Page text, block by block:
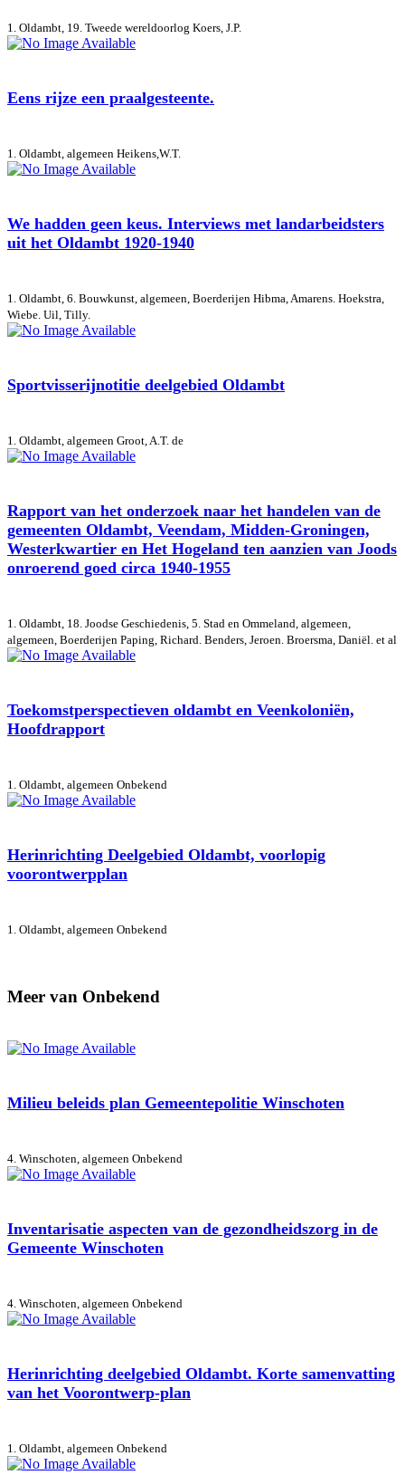
1. Oldambt, 19. Tweede wereldoorlog Koers, J.P.
Eens rijze een praalgesteente.
1. Oldambt, algemeen Heikens,W.T.
We hadden geen keus. Interviews met landarbeidsters
uit het Oldambt 1920-1940
1. Oldambt, 6. Bouwkunst, algemeen, Boerderijen Hibma, Amarens. Hoekstra,
Wiebe. Uil, Tilly.
Sportvisserijnotitie deelgebied Oldambt
1. Oldambt, algemeen Groot, A.T. de
Rapport van het onderzoek naar het handelen van de
gemeenten Oldambt, Veendam, Midden-Groningen,
Westerkwartier en Het Hogeland ten aanzien van Joods
onroerend goed circa 1940-1955
1. Oldambt, 18. Joodse Geschiedenis, 5. Stad en Ommeland, algemeen,
algemeen, Boerderijen Paping, Richard. Benders, Jeroen. Broersma, Daniël. et al
Toekomstperspectieven oldambt en Veenkoloniën,
Hoofdrapport
1. Oldambt, algemeen Onbekend
Herinrichting Deelgebied Oldambt, voorlopig
voorontwerpplan
1. Oldambt, algemeen Onbekend
Meer van Onbekend
Milieu beleids plan Gemeentepolitie Winschoten
4. Winschoten, algemeen Onbekend
Inventarisatie aspecten van de gezondheidszorg in de
Gemeente Winschoten
4. Winschoten, algemeen Onbekend
Herinrichting deelgebied Oldambt. Korte samenvatting
van het Voorontwerp-plan
1. Oldambt, algemeen Onbekend